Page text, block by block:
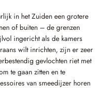
in het Zuiden een grotere
of buiten – de grenzen
ingericht als de kamers
wilt inrichten, zijn er zeer
gevlochten riet met
te gaan zitten en te
van smeedijzer horen